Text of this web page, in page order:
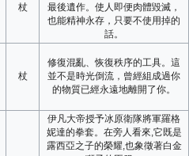
杖
最後遺作。使人即便肉體毀滅，
也能精神永存，只要不使用掉的
話。
杖
修復混亂、恢復秩序的工具。這
並不是時光倒流，曾經組成過你
的物質已經永遠地離開了你。
伊凡大帝授予冰原衛隊將軍羅格
妮達的拳套。在旁人看來,它既是
露西亞之子的榮耀,也象徵著白金